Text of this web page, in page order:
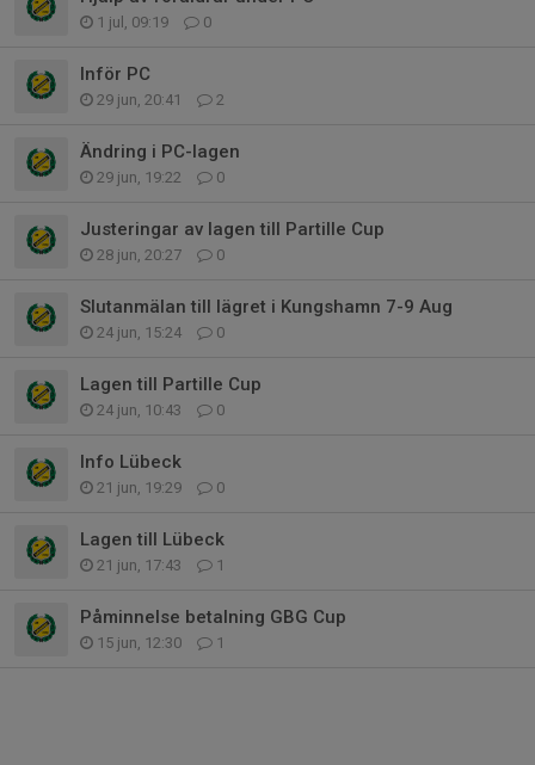
1 jul, 09:19 0
Inför PC
29 jun, 20:41 2
Ändring i PC-lagen
29 jun, 19:22 0
Justeringar av lagen till Partille Cup
28 jun, 20:27 0
Slutanmälan till lägret i Kungshamn 7-9 Aug
24 jun, 15:24 0
Lagen till Partille Cup
24 jun, 10:43 0
Info Lübeck
21 jun, 19:29 0
Lagen till Lübeck
21 jun, 17:43 1
Påminnelse betalning GBG Cup
15 jun, 12:30 1